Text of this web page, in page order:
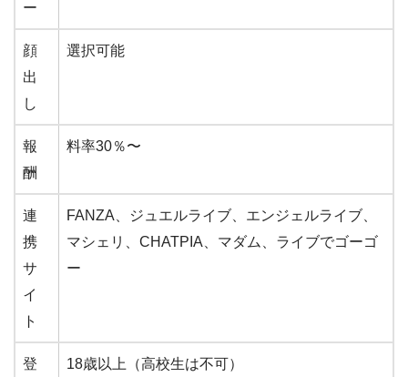
ー
顔
出
し
選択可能
報
酬
料率30％〜
連
携
サ
イ
ト
FANZA、ジュエルライブ、エンジェルライブ、
マシェリ、CHATPIA、マダム、ライブでゴーゴ
ー
登
18歳以上（高校生は不可）